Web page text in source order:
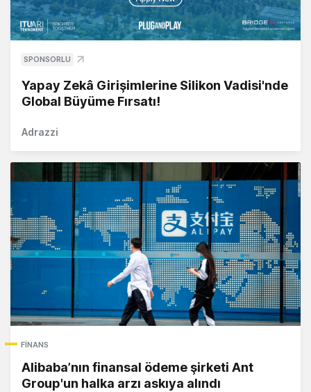
SPONSORLU
Yapay Zekâ Girişimlerine Silikon Vadisi'nde
Global Büyüme Fırsatı!
Adrazzi
FINANS
Alibaba’nın finansal ödeme şirketi Ant
Group'un halka arzı askıya alındı